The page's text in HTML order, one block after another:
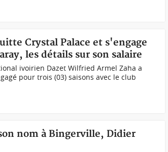
Crystal Palace et s'engage
les détails sur son salaire
ivoirien Dazet Wilfried Armel Zaha a
pour trois (03) saisons avec le club
nom à Bingerville, Didier